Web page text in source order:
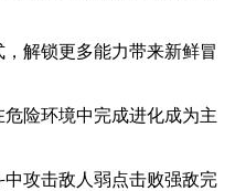
解锁更多能力带来新鲜冒
险环境中完成进化成为主
攻击敌人弱点击败强敌完